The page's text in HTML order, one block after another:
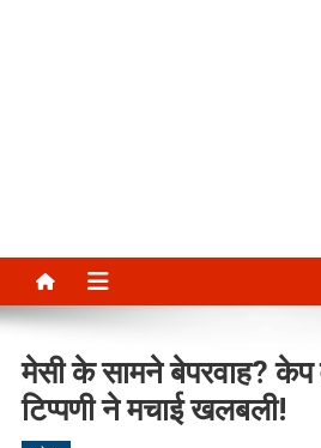
मेसी के सामने बेपरवाह? केप
टिप्पणी ने मचाई खलबली!